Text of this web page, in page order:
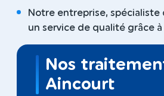
Notre entreprise,
un service de qualité grâce
Nos
Aincourt